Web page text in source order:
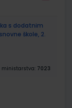
s dodatnim
škole, 2.
ministarstva: 7023